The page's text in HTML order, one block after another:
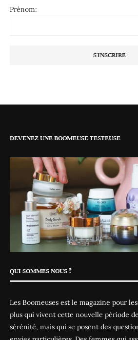
Prénom:
DEVENEZ UNE BOOMEUSE TESTEUSE
QUI SOMMES NOUS ?
Les Boomeuses est le magazine pour
plus qui vivent cette nouvelle période
sérénité, mais qui se posent des